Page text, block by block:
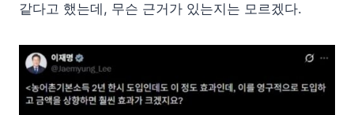
같다고 했는데, 무슨 근거가 있는지는 모르겠다.